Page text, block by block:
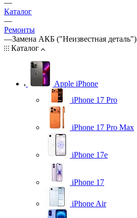
—
Каталог
—
Ремонты
—Замена АКБ ("Неизвестная деталь")
Каталог
Apple iPhone
iPhone 17 Pro
iPhone 17 Pro Max
iPhone 17e
iPhone 17
iPhone Air